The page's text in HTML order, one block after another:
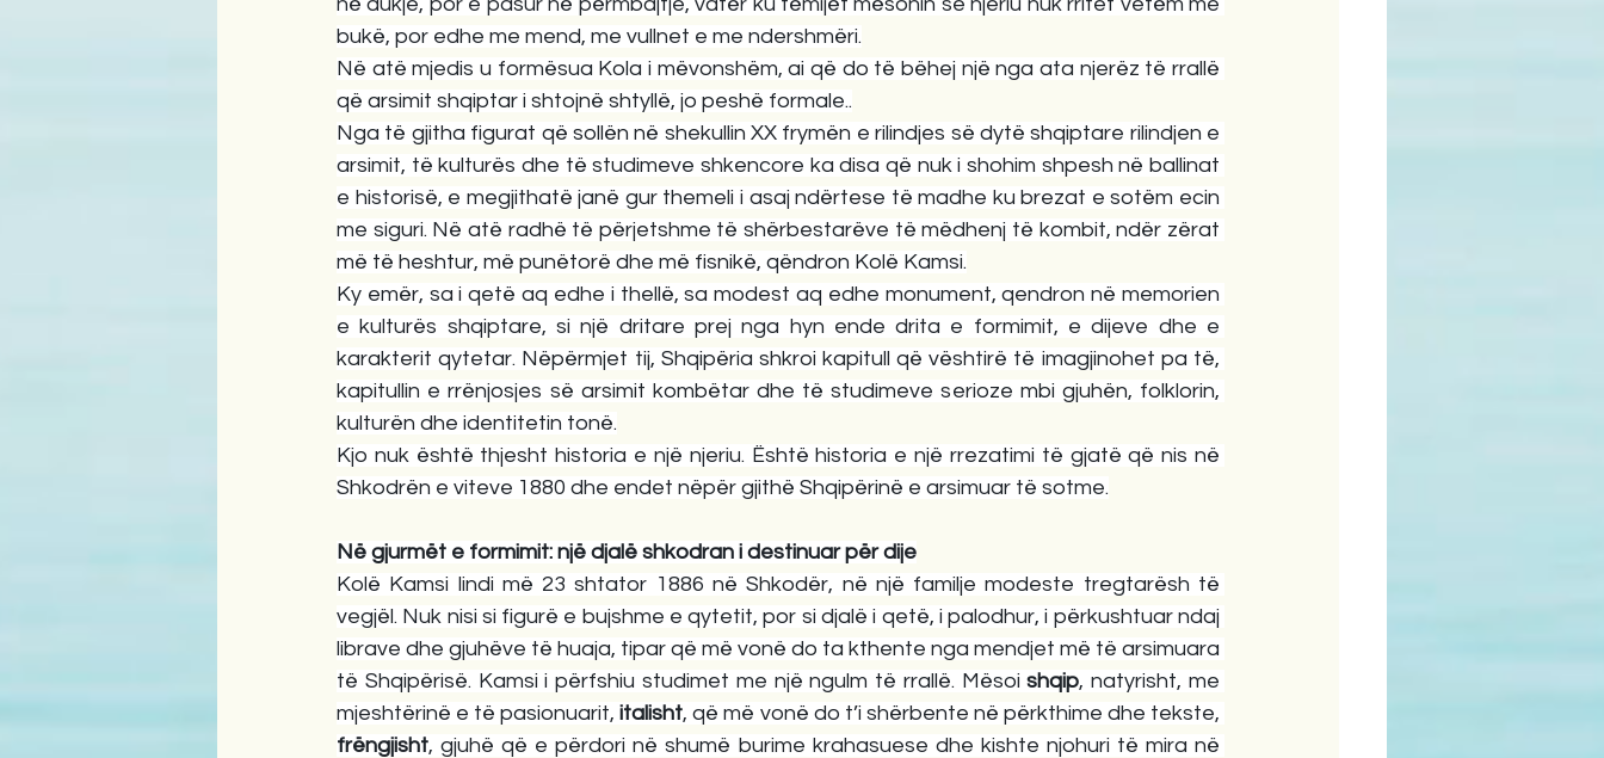
bukë, por edhe me mend, me vullnet e me ndershmëri.
Në atë mjedis u formësua Kola i mëvonshëm, ai që do të bëhej një nga ata njerëz të rrallë
që arsimit shqiptar i shtojnë shtyllë, jo peshë formale..
Nga të gjitha figurat që sollën në shekullin XX frymën e rilindjes së dytë shqiptare rilindjen e
arsimit, të kulturës dhe të studimeve shkencore ka disa që nuk i shohim shpesh në ballinat
e historisë, e megjithatë janë gur themeli i asaj ndërtese të madhe ku brezat e sotëm ecin
me siguri. Në atë radhë të përjetshme të shërbestarëve të mëdhenj të kombit, ndër zërat
më të heshtur, më punëtorë dhe më fisnikë, qëndron Kolë Kamsi.
Ky emër, sa i qetë aq edhe i thellë, sa modest aq edhe monument, qendron në memorien
e kulturës shqiptare, si një dritare prej nga hyn ende drita e formimit, e dijeve dhe e
karakterit qytetar. Nëpërmjet tij, Shqipëria shkroi kapitull që vështirë të imagjinohet pa të,
kapitullin e rrënjosjes së arsimit kombëtar dhe të studimeve serioze mbi gjuhën, folklorin,
kulturën dhe identitetin tonë.
Kjo nuk është thjesht historia e një njeriu. Është historia e një rrezatimi të gjatë që nis në
Shkodrën e viteve 1880 dhe endet nëpër gjithë Shqipërinë e arsimuar të sotme.
Në gjurmët e formimit: një djalë shkodran i destinuar për dije
Kolë Kamsi lindi më 23 shtator 1886 në Shkodër, në një familje modeste tregtarësh të
vegjël. Nuk nisi si figurë e bujshme e qytetit, por si djalë i qetë, i palodhur, i përkushtuar ndaj
librave dhe gjuhëve të huaja, tipar që më vonë do ta kthente nga mendjet më të arsimuara
të Shqipërisë. Kamsi i përfshiu studimet me një ngulm të rrallë. Mësoi shqip, natyrisht, me
mjeshtërinë e të pasionuarit, italisht
frëngjisht